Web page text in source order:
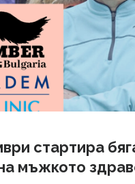
стартира
мъжкото